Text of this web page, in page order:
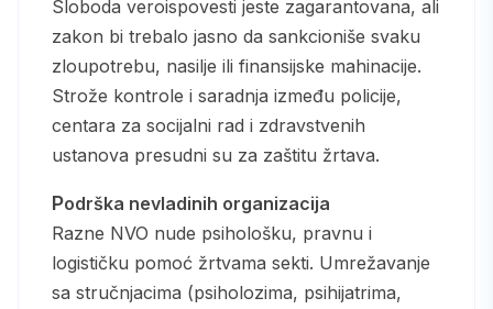
Sloboda veroispovesti jeste zagarantovana, ali
zakon bi trebalo jasno da sankcioniše svaku
zloupotrebu, nasilje ili finansijske mahinacije.
Strože kontrole i saradnja između policije,
centara za socijalni rad i zdravstvenih
ustanova presudni su za zaštitu žrtava.
Podrška nevladinih organizacija
Razne NVO nude psihološku, pravnu i
logističku pomoć žrtvama sekti. Umrežavanje
sa stručnjacima (psiholozima, psihijatrima,